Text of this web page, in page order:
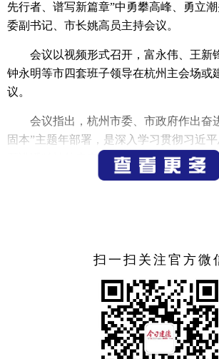
先行者、谱写新篇章”中勇攀高峰、勇立
委副书记、市长姚高员主持会议。
会议以视频形式召开，富永伟、王新
钟永明等市四套班子领导在杭州主会场或
议。
会议指出，杭州市委、市政府作出奋
固本”主题年部署，是深入学习贯彻习近
要讲话精神的忠实行动，是持续推动“八八
实的战略举措，是落实稳中求进、以进促
积极探索。全市上下要统一思想、凝聚共
上聚神、战略上聚焦、行动上聚力，全力
会议强调，要坚定有力干好“难而正确
进“深化改革、强基固本”主题年步步深入
革，重在破除制约高质量发展的体制障碍
优势，要聚焦创新动能培育、营商环境建
扫一扫关注官方微